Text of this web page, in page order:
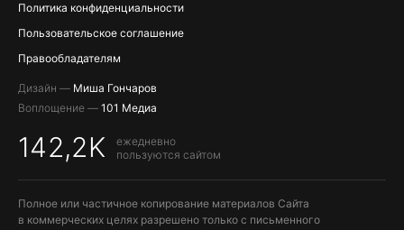
Политика конфиденциальности
Пользовательское соглашение
Правообладателям
Дизайн — Миша Гончаров
Воплощение — 101 Медиа
142,2K
ежедневно
пользуются сайтом
Полное или частичное копирование материалов Сайта
в коммерческих целях разрешено только с письменного